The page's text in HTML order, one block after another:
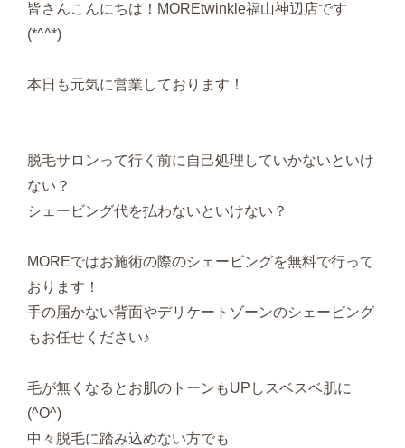
皆さんこんにちは！MOREtwinkle福山神辺店です
(*^^*)
本日も元気に営業しております！
脱毛サロンって行く前に自己処理していかないといけ
ない？
シェービング代を払わないといけない？
MOREではお施術の際のシェービングを無料で行って
おります！
手の届かない背面やデリケートゾーンのシェービング
もお任せください♪
毛が無くなるとお肌のトーンもUPしスベスベ肌に
(^O^)
中々脱毛に踏み込めない方でも